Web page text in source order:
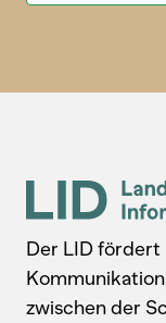
Der LID
zwischen der